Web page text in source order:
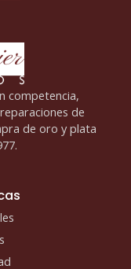
competencia,
de
de oro y plata